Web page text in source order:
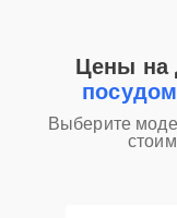
Цены на
Выберите